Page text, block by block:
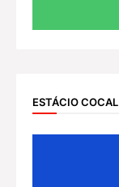
ESTÁCIO COCAL